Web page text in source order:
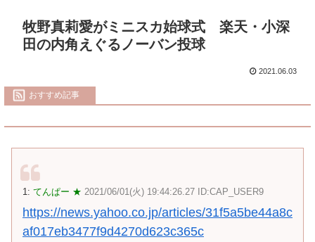
牧野真莉愛がミニスカ始球式 楽天・小深
田の内角えぐるノーバン投球
2021.06.03
おすすめ記事
1: てんぱー ★ 2021/06/01(火) 19:44:26.27 ID:CAP_USER9
https://news.yahoo.co.jp/articles/31f5a5be44a8c
af017eb3477f9d4270d623c365c